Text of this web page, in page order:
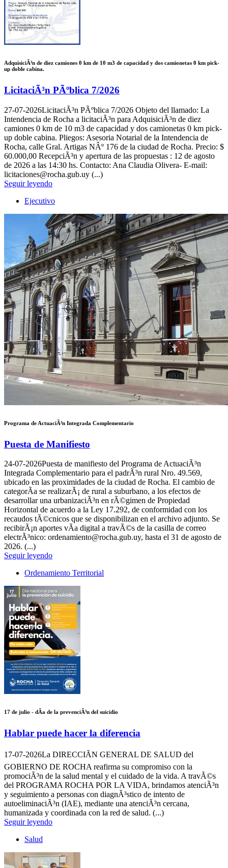
AdquisiciÃ³n de diez camiones 0 km de 10 m3 de capacidad y dos camionetas 0 km pick-
up doble cabina.
LicitaciÃ³n PÃºblica 7/2026
27-07-2026LicitaciÃ³n PÃºblica 7/2026 Objeto del llamado: La
Intendencia de Rocha a licitaciÃ³n para AdquisiciÃ³n de diez
camiones 0 km de 10 m3 de capacidad y dos camionetas 0 km pick-
up doble cabina. Pliegos: Asesoria Notarial de la Intendencia de
Rocha, calle Gral. Artigas NÂº 176 de la ciudad de Rocha. Precio: $
60.000,00 RecepciÃ³n y apertura de las propuestas : 12 de agosto
de 2026 a las 14:30 hs. Contacto: Ana Claudia Olivera- E-mail:
licitaciones@rocha.gub.uy (...)
Seguir leyendo
Ejecutivo
Programa de ActuaciÃ³n Integrada Complementario
Puesta de Manifiesto
24-07-2026Puesta de manifiesto del Programa de ActuaciÃ³n
Integrada Complementario para el padrÃ³n rural Nro. 49.569,
ubicado en las proximidades de la ciudad de Rocha. El cambio de
categorÃ­a se realizarÃ¡ de rural a suburbano, a los efectos de
desarrollar una urbanizaciÃ³n en rÃ©gimen de Propiedad
Horizontal de acuerdo a la Ley 17.292, de conformidad con los
recaudos tÃ©cnicos que se disponibilizan en el archivo adjunto. Se
recibirÃ¡n aportes vÃ­a digital a travÃ©s de la casilla de correo
electrÃ³nico: ordenamiento@rocha.gub.uy, hasta el 31 de agosto de
2026. (...)
Seguir leyendo
Ordenamiento Territorial
17 de julio - dÃ­a de la prevenciÃ³n del suicidio
Hablar puede hacer la diferencia
17-07-2026La DIRECCIÃN GENERAL DE SALUD del
GOBIERNO DE ROCHA reafirma su compromiso con la
promociÃ³n de la salud mental y el cuidado de la vida. A travÃ©s
del PROGRAMA ROCHA POR LA VIDA, brindamos atenciÃ³n
y seguimiento a personas con diagnÃ³stico de intento de
autoeliminaciÃ³n (IAE), mediante una atenciÃ³n cercana,
humanizada y coordinada con la red de salud. (...)
Seguir leyendo
Salud